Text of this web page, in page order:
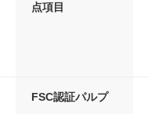
点項目
FSC認証パルプ